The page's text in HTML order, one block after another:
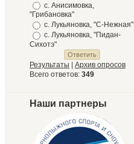
с. Анисимовка,
"Грибановка"
с. Лукьяновка, "С-Нежная"
с. Лукьяновка, "Пидан-
Сихотэ"
Результаты
Архив опросов
Всего ответов: 349
Наши партнеры